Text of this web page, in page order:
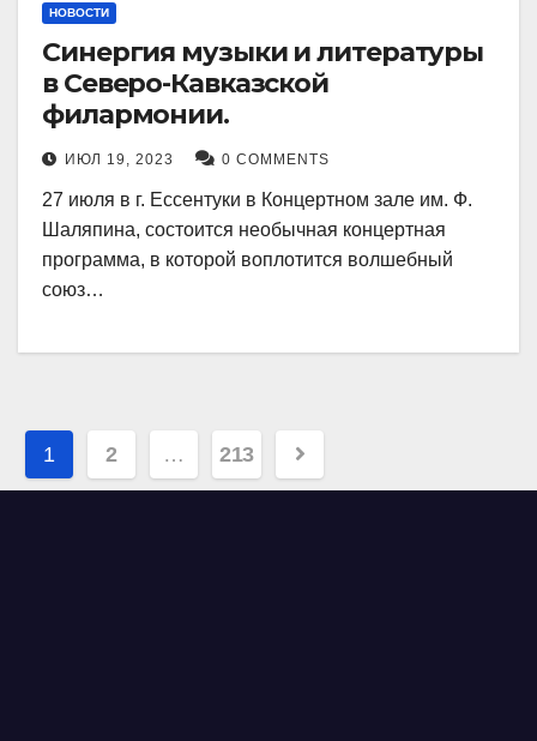
НОВОСТИ
Синергия музыки и литературы
в Северо-Кавказской
филармонии.
ИЮЛ 19, 2023 0 COMMENTS
27 июля в г. Ессентуки в Концертном зале им. Ф.
Шаляпина, состоится необычная концертная
программа, в которой воплотится волшебный
союз…
Навигация
по
1 2 … 213